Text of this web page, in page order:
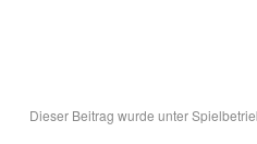
Dieser Beitrag wurde unter